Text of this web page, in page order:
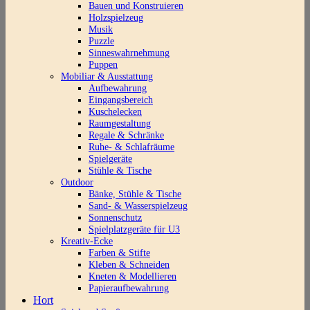
Bauen und Konstruieren
Holzspielzeug
Musik
Puzzle
Sinneswahrnehmung
Puppen
Mobiliar & Ausstattung
Aufbewahrung
Eingangsbereich
Kuschelecken
Raumgestaltung
Regale & Schränke
Ruhe- & Schlafräume
Spielgeräte
Stühle & Tische
Outdoor
Bänke, Stühle & Tische
Sand- & Wasserspielzeug
Sonnenschutz
Spielplatzgeräte für U3
Kreativ-Ecke
Farben & Stifte
Kleben & Schneiden
Kneten & Modellieren
Papieraufbewahrung
Hort